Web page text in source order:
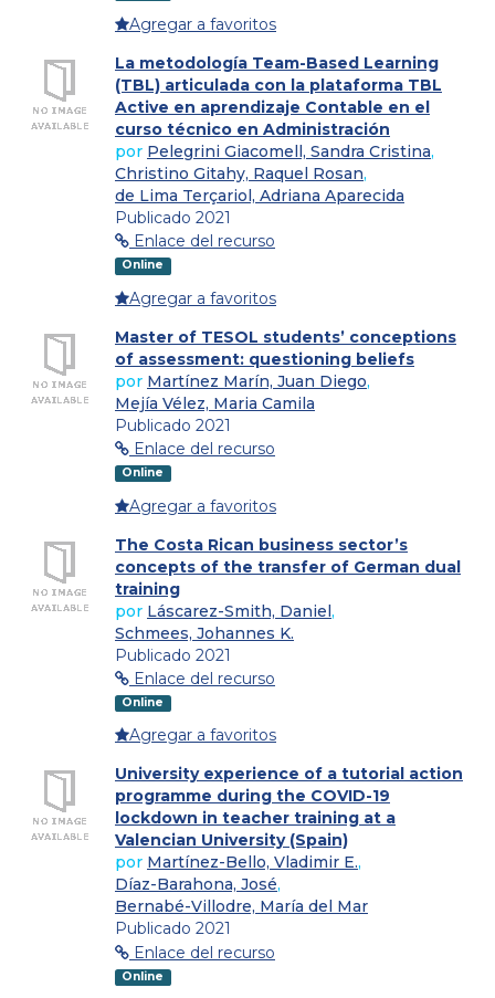
Agregar a favoritos
La metodología Team-Based Learning
(TBL) articulada con la plataforma TBL
Active en aprendizaje Contable en el
curso técnico en Administración
por Pelegrini Giacomell, Sandra Cristina,
Christino Gitahy, Raquel Rosan,
de Lima Terçariol, Adriana Aparecida
Publicado 2021
Enlace del recurso
Online
Agregar a favoritos
Master of TESOL students’ conceptions
of assessment: questioning beliefs
por Martínez Marín, Juan Diego,
Mejía Vélez, Maria Camila
Publicado 2021
Enlace del recurso
Online
Agregar a favoritos
The Costa Rican business sector’s
concepts of the transfer of German dual
training
por Láscarez-Smith, Daniel,
Schmees, Johannes K.
Publicado 2021
Enlace del recurso
Online
Agregar a favoritos
University experience of a tutorial action
programme during the COVID-19
lockdown in teacher training at a
Valencian University (Spain)
por Martínez-Bello, Vladimir E.,
Díaz-Barahona, José,
Bernabé-Villodre, María del Mar
Publicado 2021
Enlace del recurso
Online